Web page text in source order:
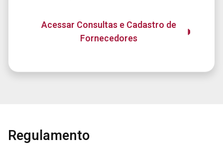
Acessar Consultas e Cadastro de
Fornecedores
Regulamento